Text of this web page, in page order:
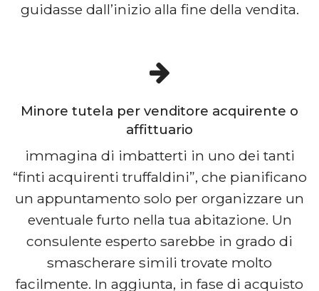
guidasse dall’inizio alla fine della vendita.
Minore tutela per venditore acquirente o
affittuario
immagina di imbatterti in uno dei tanti
“finti acquirenti truffaldini”, che pianificano
un appuntamento solo per organizzare un
eventuale furto nella tua abitazione. Un
consulente esperto sarebbe in grado di
smascherare simili trovate molto
facilmente. In aggiunta, in fase di acquisto